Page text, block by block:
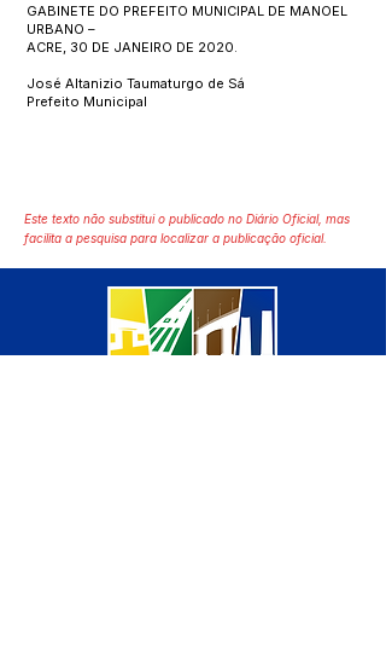
GABINETE DO PREFEITO MUNICIPAL DE MANOEL
URBANO –
ACRE, 30 DE JANEIRO DE 2020.
José Altanizio Taumaturgo de Sá
Prefeito Municipal
Este texto não substitui o publicado no Diário Oficial, mas
facilita a pesquisa para localizar a publicação oficial.